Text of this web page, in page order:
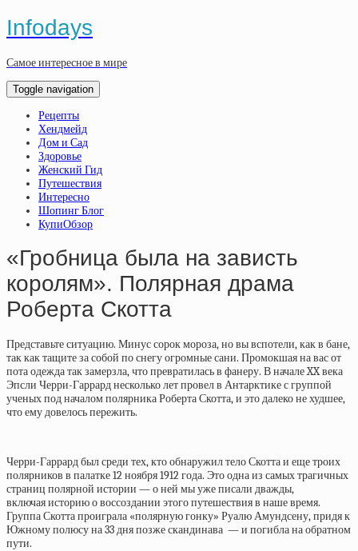
Infodays
Самое интересное в мире
Toggle navigation
Рецепты
Хендмейд
Дом и Сад
Здоровье
Женский Гид
Путешествия
Интересно
Шопинг Блог
КупиОбзор
«Гробница была на зависть
королям». Полярная драма
Роберта Скотта
Представьте ситуацию. Минус сорок мороза, но вы вспотели, как в бане,
так как тащите за собой по снегу огромные сани. Промокшая на вас от
пота одежда так замерзла, что превратилась в фанеру. В начале XX века
Эпсли Черри-Гаррард несколько лет провел в Антарктике с группой
ученых под началом полярника Роберта Скотта, и это далеко не худшее,
что ему довелось пережить.
Черри-Гаррард был среди тех, кто обнаружил тело Скотта и еще троих
полярников в палатке 12 ноября 1912 года. Это одна из самых трагичных
страниц полярной истории — о ней мы ужеписали дважды,
включаяисторию о воссоздании этого путешествия в наше время.
Группа Скотта проиграла «полярную гонку» Руалю Амундсену, придя к
Южному полюсу на 33 дня позже скандинава — и погибла на обратном
пути.